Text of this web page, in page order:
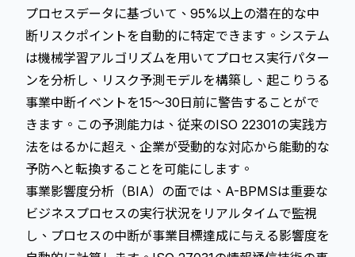
プロセスデータに基づいて、95%以上の潜在的な中
断リスクポイントを自動的に特定できます。システム
は機械学習アルゴリズムを用いてプロセス実行パター
ンを分析し、リスク予測モデルを構築し、起こりうる
事業中断イベントを15～30日前に警告することがで
きます。この予測能力は、従来のISO 22301の実践方
法をはるかに超え、企業が受動的な対応から能動的な
予防へと転換することを可能にします。
事業影響度分析（BIA）の面では、A-BPMSは重要な
ビジネスプロセスの実行状況をリアルタイムで監視
し、プロセスの中断が事業目標達成に与える影響度を